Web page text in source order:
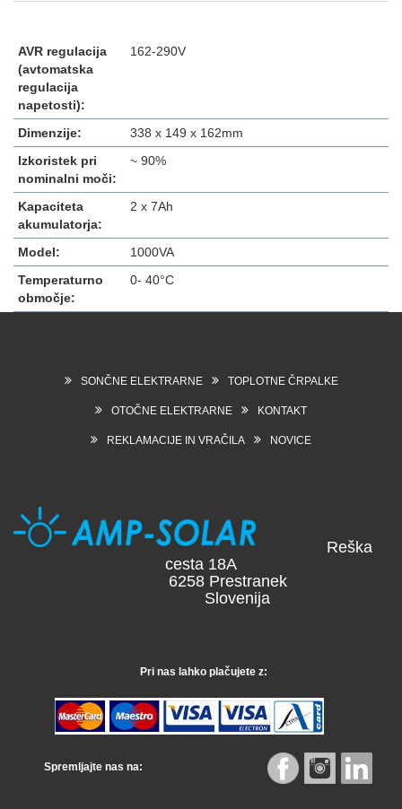
AVR regulacija
(avtomatska
regulacija
napetosti):
162-290V
Dimenzije:
338 x 149 x 162mm
Izkoristek pri
nominalni moči:
~ 90%
Kapaciteta
akumulatorja:
2 x 7Ah
Model:
1000VA
Temperaturno
območje:
0- 40°C
SONČNE ELEKTRARNE TOPLOTNE ČRPALKE
OTOČNE ELEKTRARNE KONTAKT
REKLAMACIJE IN VRAČILA NOVICE
Reška
cesta 18A
6258 Prestranek
Slovenija
Pri nas lahko plačujete z:
Spremljajte nas na: